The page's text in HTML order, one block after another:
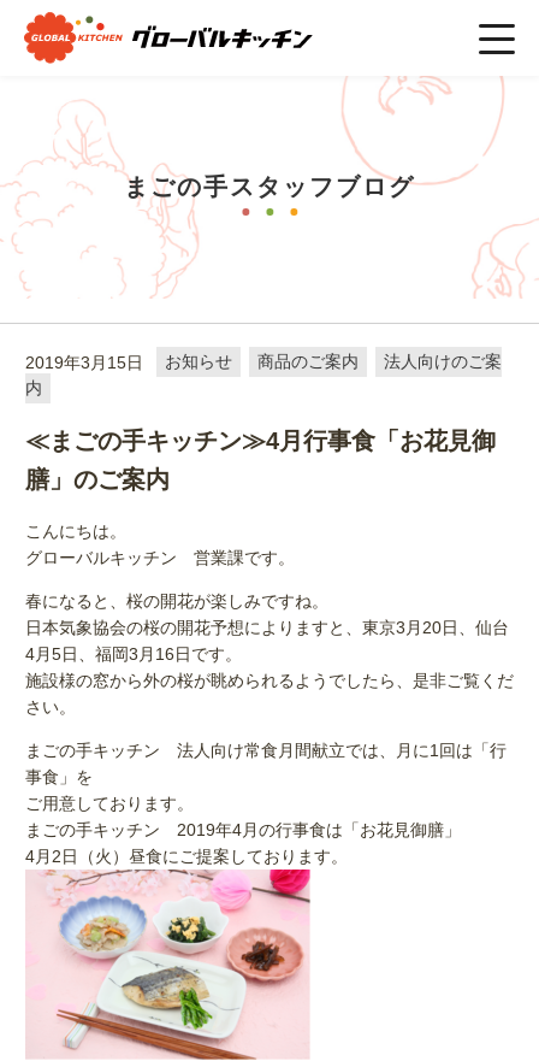
ホーム>まごの手スタッフブログ>お知らせ
≪まごの手キッ
チン≫4月行事食「お花見御膳」のご案内
まごの手スタッフブログ
2019年3月15日 お知らせ 商品のご案内
法人向けのご案
内
≪まごの手キッチン≫4月行事食「お花見御
膳」のご案内
こんにちは。
グローバルキッチン 営業課です。
春になると、桜の開花が楽しみですね。
日本気象協会の桜の開花予想によりますと、東京3月20日、仙台
4月5日、福岡3月16日です。
施設様の窓から外の桜が眺められるようでしたら、是非ご覧くだ
さい。
まごの手キッチン 法人向け常食月間献立では、月に1回は「行
事食」を
ご用意しております。
まごの手キッチン 2019年4月の行事食は「お花見御膳」
4月2日（火）昼食にご提案しております。